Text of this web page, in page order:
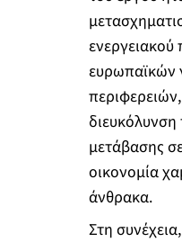
ενεργειακού
ευρωπαϊκών
διευκόλυνση
μετάβασης
οικονομία
άνθρακα.
Στη